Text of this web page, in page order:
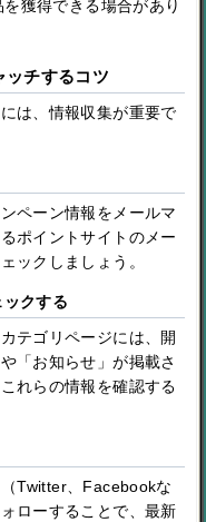
獲得できる場合があり
ッチするコツ
は、情報収集が重要で
ペーン情報をメールマ
ポイントサイトのメー
ックしましょう。
クする
テゴリページには、開
「お知らせ」が掲載さ
れらの情報を確認する
Twitter、Facebookな
ローすることで、最新